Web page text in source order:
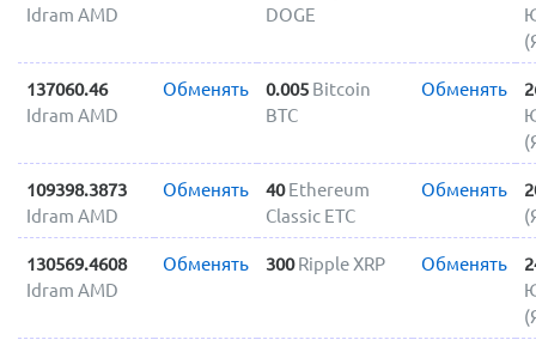
Idram AMD
DOGE
137060.46
Idram AMD
Обменять 0.005 Bitcoin
BTC
Обменять
109398.3873
Idram AMD
Обменять 40 Ethereum
Classic ETC
Обменять
130569.4608
Idram AMD
Обменять 300 Ripple XRP Обменять